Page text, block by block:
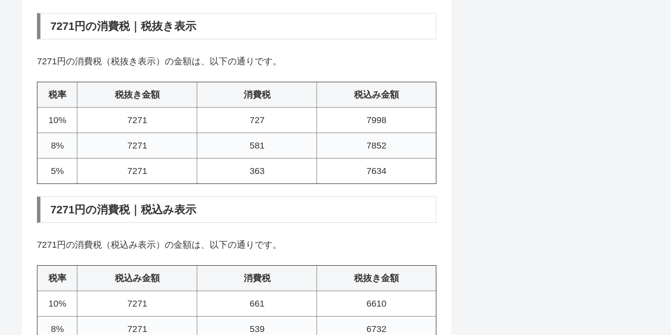
7271円の消費税｜税抜き表示
7271円の消費税（税抜き表示）の金額は、以下の通りです。
税率 税抜き金額 消費税 税込み金額
10% 7271 727 7998
8% 7271 581 7852
5% 7271 363 7634
7271円の消費税｜税込み表示
7271円の消費税（税込み表示）の金額は、以下の通りです。
税率 税込み金額 消費税 税抜き金額
10% 7271 661 6610
8% 7271 539 6732